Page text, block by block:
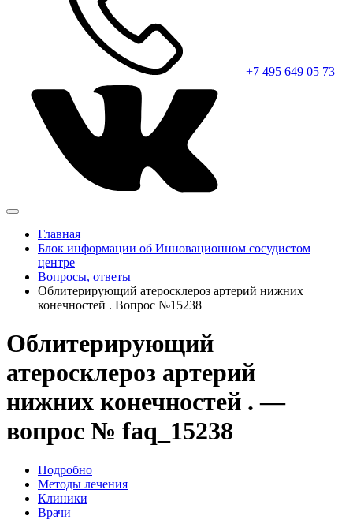
+7 495 649 05 73
Главная
Блок информации об Инновационном сосудистом
центре
Вопросы, ответы
Облитерирующий атеросклероз артерий нижних
конечностей . Вопрос №15238
Облитерирующий
атеросклероз артерий
нижних конечностей . —
вопрос № faq_15238
Подробно
Методы лечения
Клиники
Врачи